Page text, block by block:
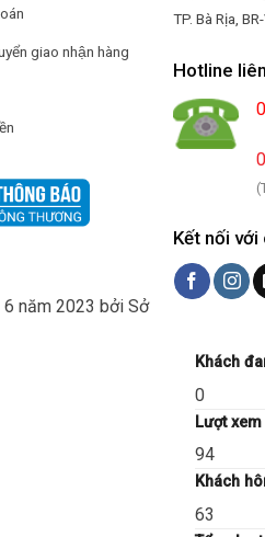
giao nhận hàng
năm 2023 bởi Sở
TP. Bà Rịa,
Hotline
Kết nối
Khách
0
Lượt
94
Khách
63